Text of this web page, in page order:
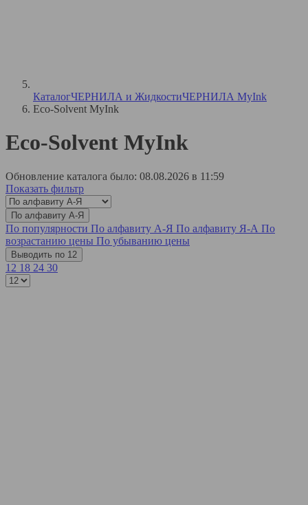
КаталогЧЕРНИЛА и ЖидкостиЧЕРНИЛА MyInk
Eco-Solvent MyInk
Eco-Solvent MyInk
Обновление каталога было: 08.08.2026 в 11:59
Показать фильтр
По алфавиту А-Я
По популярности По алфавиту А-Я По алфавиту Я-А По
возрастанию цены По убыванию цены
Выводить по 12
12 18 24 30